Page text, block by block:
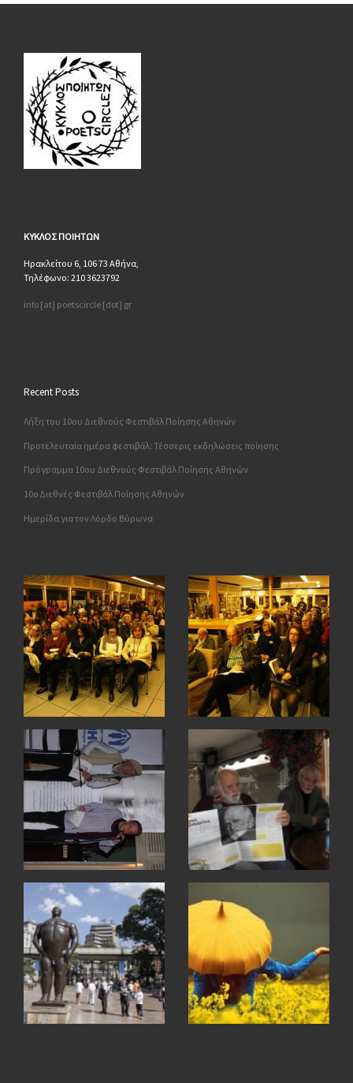
ΚΥΚΛΟΣ ΠΟΙΗΤΩΝ
Ηρακλείτου 6, 106 73 Αθήνα,
Τηλέφωνο: 210 3623792
info [at] poetscircle [dot] gr
Recent Posts
Λήξη του 10ου Διεθνούς Φεστιβάλ Ποίησης Αθηνών
Προτελευταία ημέρα φεστιβάλ: Τέσσερις εκδηλώσεις ποίησης
Πρόγραμμα 10ου Διεθνούς Φεστιβάλ Ποίησης Αθηνών
10o Διεθνές Φεστιβάλ Ποίησης Αθηνών
Ημερίδα για τον Λόρδο Βύρωνα